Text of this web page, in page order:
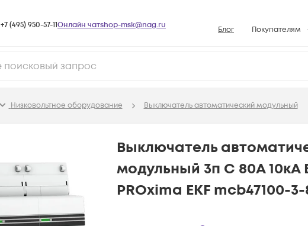
+7 (495) 950-57-11Онлайн чатshop-msk@nag.ru Блог Покупателям
Условия
Возврат
Вопросы и
База знаний
Низковольтное оборудование Выключатель автоматический модульный
Выключатель
модульный 3п C 80А 10кА
PROxima EKF mcb47100-